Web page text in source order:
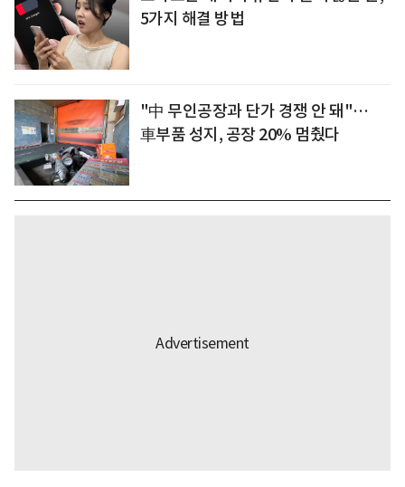
5가지 해결 방법
"中 무인공장과 단가 경쟁 안 돼"…
車부품 성지, 공장 20% 멈췄다